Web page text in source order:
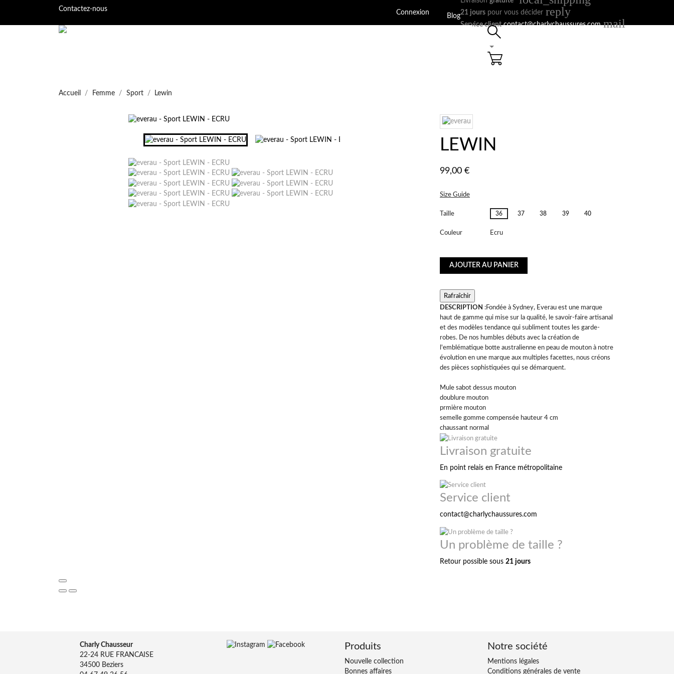
Contactez-nous Connexion Blog
21 jourspour vous décider reply
Service client contact@charlychaussures.com mail
Accueil Femme Sport Lewin
LEWIN
99,00 €
Size Guide
Taille 36 37 38 39 40
Couleur Ecru
AJOUTER AU PANIER
DESCRIPTION :Fondée à Sydney, Everau est une marque
haut de gamme qui mise sur la qualité, le savoir-faire artisanal
et des modèles tendance qui subliment toutes les garde-
robes. De nos humbles débuts avec la création de
l'emblématique botte australienne en peau de mouton à notre
évolution en une marque aux multiples facettes, nous créons
des pièces sophistiquées qui se démarquent.
Mule sabot dessus mouton
doublure mouton
prmière mouton
semelle gomme compensée hauteur 4 cm
chaussant normal
Livraison gratuite
En point relais en France métropolitaine
Service client
contact@charlychaussures.com
Un problème de taille ?
Retour possible sous 21 jours
Charly Chausseur
22-24 RUE FRANCAISE
34500 Beziers
Produits
Nouvelle collection
Bonnes affaires
Notre société
Mentions légales
Conditions générales de vente